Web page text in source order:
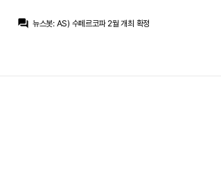
question_answer 뉴스봇: AS) 수페르코파 2월 개최 확정